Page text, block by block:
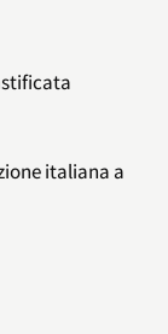
italiana a